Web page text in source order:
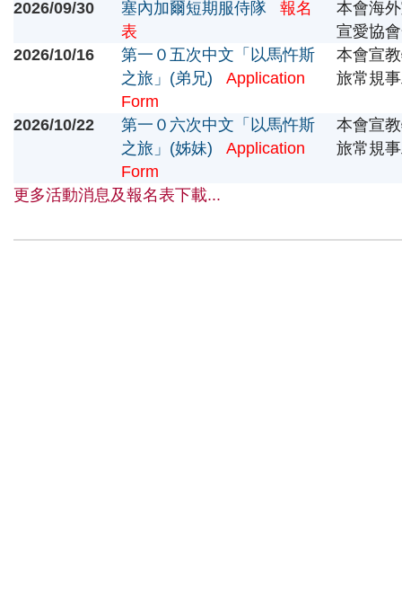
2026/09/30
塞內加爾短期服侍隊
報名
表
本會海
宣愛協
2026/10/16
第一０五次中文「以馬忤斯
之旅」(弟兄)
Application
Form
本會宣
旅常規
2026/10/22
第一０六次中文「以馬忤斯
之旅」(姊妹)
Application
Form
本會宣
旅常規
更多活動消息及報名表下載...